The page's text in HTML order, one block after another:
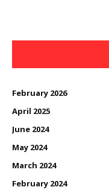
February 2026
April 2025
June 2024
May 2024
March 2024
February 2024